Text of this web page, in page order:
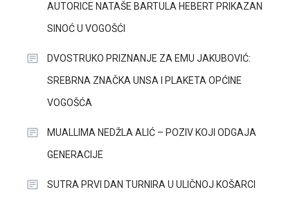
AUTORICE NATAŠE BARTULA HEBERT PRIKAZAN
SINOĆ U VOGOŠĆI
DVOSTRUKO PRIZNANJE ZA EMU JAKUBOVIĆ:
SREBRNA ZNAČKA UNSA I PLAKETA OPĆINE
VOGOŠĆA
MUALLIMA NEDŽLA ALIĆ – POZIV KOJI ODGAJA
GENERACIJE
SUTRA PRVI DAN TURNIRA U ULIČNOJ KOŠARCI